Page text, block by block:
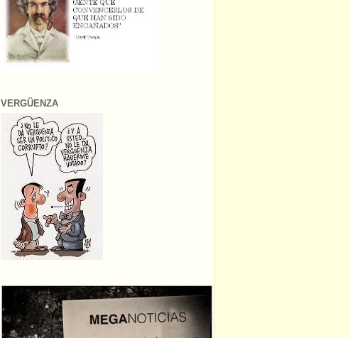
VERGÜENZA